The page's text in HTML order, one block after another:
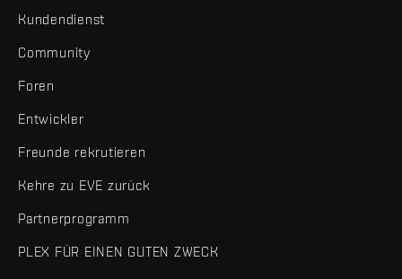
Kundendienst
Community
Foren
Entwickler
Freunde rekrutieren
Kehre zu EVE zurück
Partnerprogramm
PLEX FÜR EINEN GUTEN ZWECK